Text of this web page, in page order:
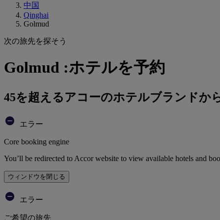
中国
Qinghai
Golmud
次の旅先を探そう
Golmud :ホテルを予約
45を超えるアコーのホテルブランドか
エラー
Core booking engine
You’ll be redirected to Accor website to view available hotels and
ウィンドウを閉じる
エラー
ご希望の旅先